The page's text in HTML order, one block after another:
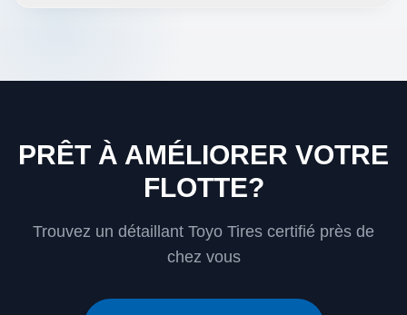
PRÊT À AMÉLIORER VOTRE
FLOTTE?
Trouvez un détaillant Toyo Tires certifié près de
chez vous